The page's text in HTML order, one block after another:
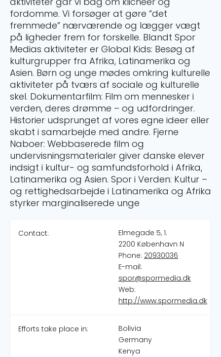
fordomme. Vi forsøger at gøre ”det
fremmede” nærværende og lægger vægt
på ligheder frem for forskelle. Blandt Spor
Medias aktiviteter er Global Kids: Besøg af
kulturgrupper fra Afrika, Latinamerika og
Asien. Børn og unge mødes omkring kulturelle
aktiviteter på tværs af sociale og kulturelle
skel. Dokumentarfilm: Film om mennesker i
verden, deres drømme – og udfordringer.
Historier udsprunget af vores egne ideer eller
skabt i samarbejde med andre. Fjerne
Naboer: Webbaserede film og
undervisningsmaterialer giver danske elever
indsigt i kultur- og samfundsforhold i Afrika,
Latinamerika og Asien. Spor i Verden: Kultur –
og rettighedsarbejde i Latinamerika og Afrika
styrker marginaliserede unge
Contact:
Elmegade 5, 1.
2200 København N
Phone: 20930036
E-mail:
spor@spormedia.dk
Web:
http://www.spormedia.dk
Efforts take place in:
Bolivia
Germany
Kenya